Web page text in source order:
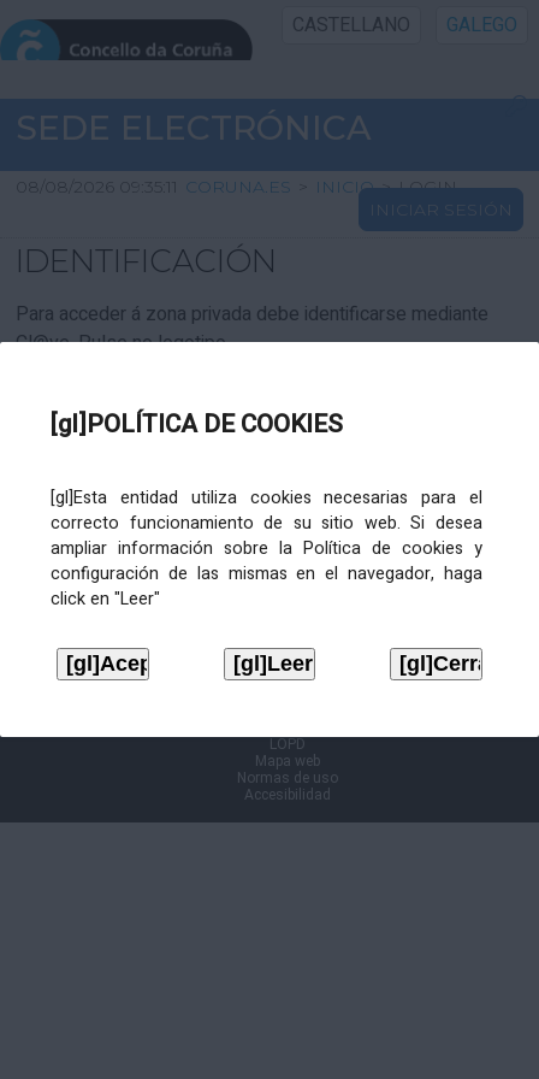
[gl]POLÍTICA DE COOKIES
[gl]Esta entidad utiliza cookies necesarias para el
correcto funcionamiento de su sitio web. Si desea
ampliar información sobre la Política de cookies y
configuración de las mismas en el navegador, haga
click en "Leer"
CASTELLANO GALEGO
INICIO SEDE
INICIO
INFORMACIÓN PÚBLICA
CARTAFOL CIDADÁN
SEDE ELECTRÓNICA
08/08/2026 09:35:11 CORUNA.ES > INICIO > LOGIN
INICIAR SESIÓN
IDENTIFICACIÓN
Para acceder á zona privada debe identificarse mediante
Cl@ve. Pulse no logotipo
LOPD
Mapa web
Normas de uso
Accesibilidad